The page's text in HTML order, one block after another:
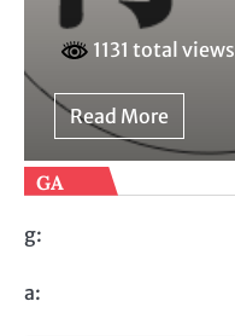
1131 total views
Read More
GA
g:
a: